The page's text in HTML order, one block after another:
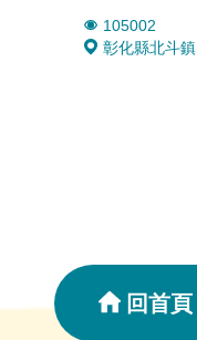
105002
彰化縣北斗鎮
回首頁